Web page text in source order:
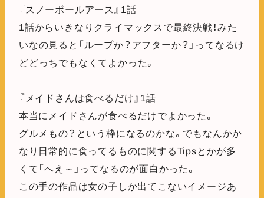
『スノーボールアース』1話
1話からいきなりクライマックスで最終決戦！みた
いなの見ると「ループか？アフターか？」ってなるけ
どどっちでもなくてよかった。
『メイドさんは食べるだけ』1話
本当にメイドさんが食べるだけでよかった。
グルメもの？という枠になるのかな。でもなんかか
なり日常的に食ってるものに関するTipsとかが多
くて「へえ～」ってなるのが面白かった。
この手の作品は女の子しか出てこないイメージあ